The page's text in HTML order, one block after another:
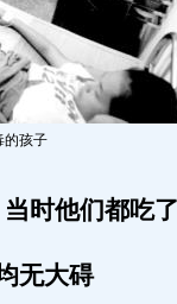
的孩子
时他们都吃
无大碍